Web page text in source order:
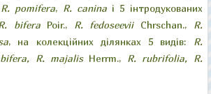
місток"
"Луна"
R. pomifera, R. caninaі 5 інтродукованих
biferaPoir., R. fedoseeviiChrschan., R.
, на колекційних ділянках 5 видів: R.
R. majalisHerrm., R. rubrifolia, R.